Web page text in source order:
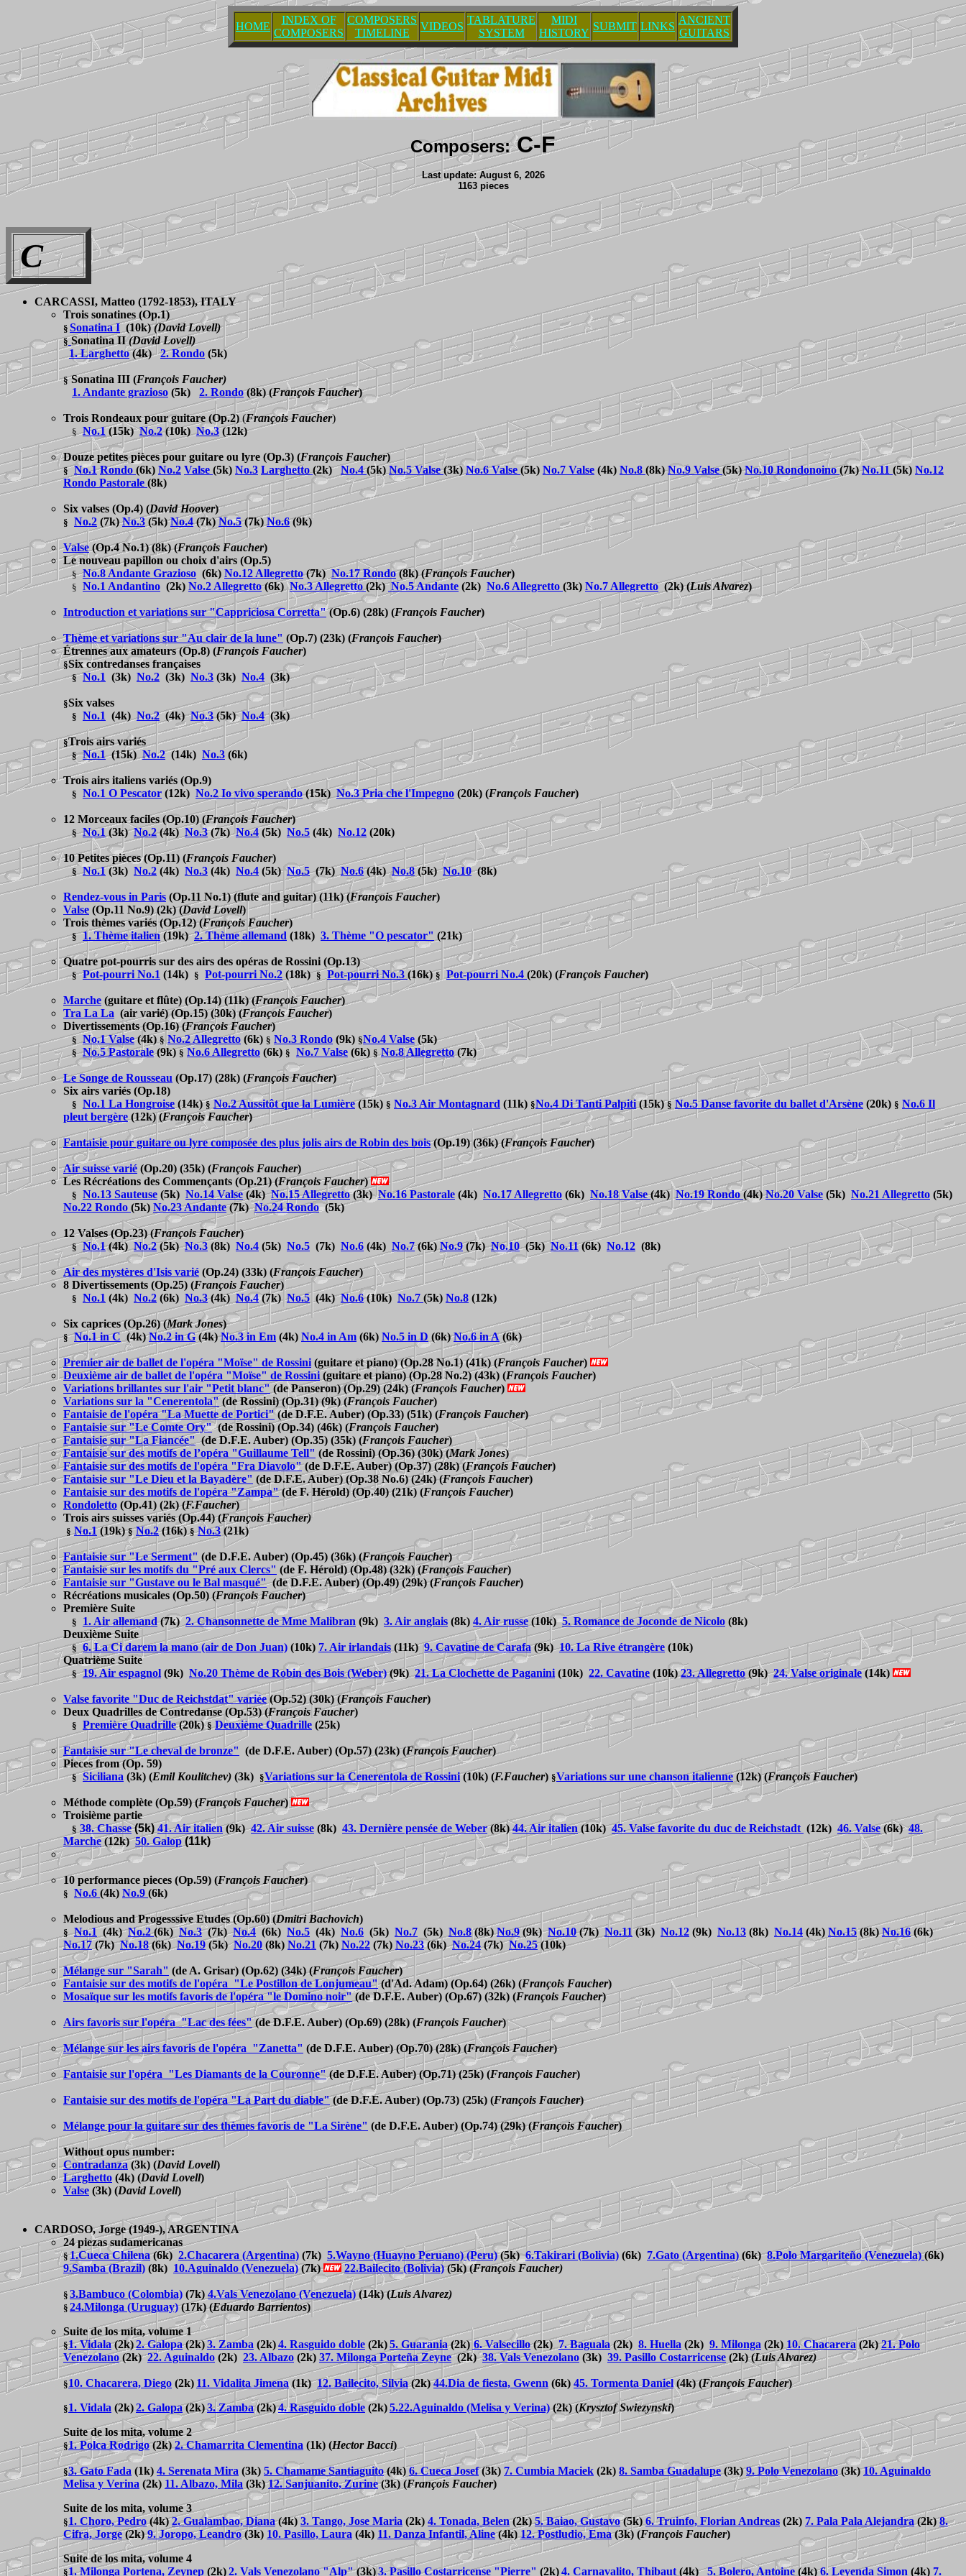
HOME
INDEX OF
COMPOSERS
COMPOSERS
TIMELINE
VIDEOS
TABLATURE
SYSTEM
MIDI
HISTORY
SUBMIT LINKS
ANCIENT
GUITARS
Composers:C-F
Last update: August 6, 2026
1163 pieces
C
CARCASSI, Matteo (1792-1853), ITALY
Trois sonatines (Op.1)
§ Sonatina I(10k)(David Lovell)
§ Sonatina II (David Lovell)
1. Larghetto(4k)2. Rondo (5k)
§Sonatina III (François Faucher)
1. Andante grazioso (5k) 2. Rondo(8k)(François Faucher)
Trois Rondeaux pour guitare(Op.2) (François Faucher)
§ No.1(15k)No.2 (10k)No.3 (12k)
Douze petites pièces pour guitare ou lyre (Op.3) (François Faucher)
§ No.1 Rondo (6k) No.2 Valse (5k) No.3 Larghetto (2k) No.4 (5k) No.5 Valse (3k)No.6 Valse (5k) No.7 Valse (4k) No.8 (8k)No.9 Valse (5k)No.10 Rondonoino (7k)No.11 (5k) No.12
Rondo Pastorale (8k)
Six valses (Op.4) (David Hoover)
§ No.2 (7k)No.3(5k)No.4(7k)No.5(7k)No.6(9k)
Valse(Op.4 No.1) (8k)(François Faucher)
Le nouveau papillon ou choix d'airs (Op.5)
§ No.8 Andante Grazioso (6k) No.12 Allegretto(7k) No.17 Rondo(8k)(François Faucher)
§ No.1 Andantino (2k) No.2 Allegretto(6k) No.3 Allegretto (2k) No.5 Andante (2k) No.6 Allegretto (3k) No.7 Allegretto(2k)(Luis Alvarez)
Introduction et variations sur "Cappriciosa Corretta"(Op.6) (28k) (François Faucher)
Thème et variations sur "Au clair de la lune" (Op.7) (23k) (François Faucher)
Étrennes aux amateurs(Op.8) (François Faucher)
§Six contredanses françaises
§ No.1 (3k) No.2 (3k) No.3 (3k) No.4 (3k)
§Six valses
§ No.1 (4k)No.2 (4k)No.3(5k)No.4 (3k)
§Trois airsvariés
§ No.1 (15k)No.2 (14k) No.3 (6k)
Trois airs italiens variés (Op.9)
§ No.1 O Pescator (12k) No.2 Io vivo sperando(15k)No.3 Pria che l'Impegno (20k) (François Faucher)
12 Morceaux faciles(Op.10)(François Faucher)
§ No.1 (3k)No.2 (4k)No.3 (7k)No.4 (5k) No.5 (4k) No.12 (20k)
10 Petites pièces(Op.11) (François Faucher)
§ No.1 (3k) No.2 (4k) No.3 (4k) No.4 (5k)No.5 (7k)No.6(4k)No.8 (5k)No.10 (8k)
Rendez-vous in Paris (Op.11 No.1) (flute and guitar) (11k)(François Faucher)
Valse (Op.11 No.9) (2k)(David Lovell)
Trois thèmes variés(Op.12)(François Faucher)
§ 1. Thème italien (19k)2. Thème allemand (18k) 3. Thème "O pescator" (21k)
Quatre pot-pourris sur des airs des opéras de Rossini (Op.13)
§ Pot-pourri No.1 (14k) § Pot-pourri No.2 (18k)§ Pot-pourri No.3 (16k)§ Pot-pourri No.4 (20k) (François Faucher)
Marche (guitare et flûte) (Op.14) (11k)(François Faucher)
Tra La La (air varié) (Op.15) (30k)(François Faucher)
Divertissements(Op.16)(François Faucher)
§ No.1 Valse(4k) § No.2 Allegretto (6k) § No.3 Rondo (9k) §No.4 Valse (5k)
§ No.5 Pastorale(9k)§ No.6 Allegretto (6k) § No.7 Valse (6k) § No.8 Allegretto(7k)
Le Songe de Rousseau (Op.17) (28k) (François Faucher)
Six airs variés (Op.18)
§ No.1 La Hongroise (14k)§ No.2 Aussitôt que la Lumière(15k) § No.3 Air Montagnard (11k) §No.4 Di Tanti Palpiti(15k)§ No.5 Danse favorite du ballet d'Arsène (20k) § No.6 Il
pleut bergère(12k)(François Faucher)
Fantaisie pour guitare ou lyre composée des plus jolis airs de Robin des bois(Op.19) (36k)(François Faucher)
Air suisse varié (Op.20) (35k) (François Faucher)
Les Récréations des Commençants (Op.21)(François Faucher)
§ No.13 Sauteuse (5k) No.14 Valse (4k)No.15 Allegretto (3k)No.16 Pastorale (4k) No.17 Allegretto (6k) No.18 Valse (4k) No.19 Rondo (4k)No.20 Valse (5k) No.21 Allegretto (5k)
No.22 Rondo (5k) No.23 Andante (7k)No.24 Rondo (5k)
12 Valses(Op.23)(François Faucher)
§ No.1 (4k)No.2 (5k)No.3 (8k) No.4 (5k) No.5 (7k) No.6 (4k) No.7(6k)No.9 (7k)No.10 (5k)No.11 (6k) No.12 (8k)
Air des mystères d'Isis varié (Op.24) (33k) (François Faucher)
8 Divertissements (Op.25) (François Faucher)
§ No.1 (4k) No.2 (6k) No.3 (4k)No.4 (7k)No.5 (4k)No.6(10k) No.7 (5k) No.8 (12k)
Six caprices (Op.26)(Mark Jones)
§ No.1 in C(4k) No.2 in G(4k)No.3 in Em (4k) No.4 in Am (6k) No.5 in D (6k)No.6 in A(6k)
Premier air de ballet de l'opéra "Moïse" de Rossini (guitare et piano) (Op.28 No.1) (41k)(François Faucher)
Deuxième air de ballet de l'opéra "Moïse" de Rossini (guitare et piano) (Op.28 No.2) (43k) (François Faucher)
Variations brillantes sur l'air "Petit blanc" (de Panseron)(Op.29) (24k)(François Faucher)
Variations sur la "Cenerentola" (de Rossini)(Op.31) (9k)(François Faucher)
Fantaisie de l'opéra "La Muette de Portici" (de D.F.E. Auber) (Op.33) (51k) (François Faucher)
Fantaisie sur "Le Comte Ory" (de Rossini) (Op.34) (46k) (François Faucher)
Fantaisie sur "La Fiancée" (de D.F.E. Auber) (Op.35) (35k) (François Faucher)
Fantaisie sur des motifs de l’opéra "Guillaume Tell" (de Rossini) (Op.36) (30k) (Mark Jones)
Fantaisie sur des motifs de l'opéra "Fra Diavolo" (de D.F.E. Auber)(Op.37) (28k)(François Faucher)
Fantaisie sur "Le Dieu et la Bayadère" (de D.F.E. Auber) (Op.38 No.6) (24k) (François Faucher)
Fantaisie sur des motifs de l'opéra "Zampa" (de F. Hérold)(Op.40)(21k) (François Faucher)
Rondoletto (Op.41) (2k)(F.Faucher)
Trois airs suisses variés (Op.44)(François Faucher)
§ No.1 (19k) § No.2 (16k) § No.3 (21k)
Fantaisie sur "Le Serment" (de D.F.E. Auber) (Op.45) (36k) (François Faucher)
Fantaisie sur les motifs du "Pré aux Clercs" (de F. Hérold) (Op.48) (32k) (François Faucher)
Fantaisie sur "Gustave ou le Bal masqué" (de D.F.E. Auber) (Op.49) (29k) (François Faucher)
Récréations musicales (Op.50)(François Faucher)
Première Suite
§ 1. Air allemand (7k) 2. Chansonnette de Mme Malibran (9k) 3. Air anglais (8k) 4. Air russe (10k)5. Romance de Joconde de Nicolo (8k)
Deuxième Suite
§ 6. La Ci darem la mano (air de Don Juan) (10k) 7. Air irlandais (11k) 9. Cavatine de Carafa (9k) 10. La Rive étrangère (10k)
Quatrième Suite
§ 19. Air espagnol (9k) No.20 Thème de Robin des Bois (Weber) (9k) 21. La Clochette de Paganini (10k) 22. Cavatine (10k) 23. Allegretto (9k) 24. Valse originale (14k)
Valse favorite "Duc de Reichstdat" variée(Op.52) (30k) (François Faucher)
Deux Quadrilles de Contredanse(Op.53) (François Faucher)
§ Première Quadrille (20k) § Deuxième Quadrille (25k)
Fantaisie sur "Le cheval de bronze" (de D.F.E. Auber) (Op.57) (23k) (François Faucher)
Pieces from(Op. 59)
§ Siciliana (3k) (Emil Koulitchev) (3k) §Variations sur la Cenerentola de Rossini (10k) (F.Faucher) §Variations sur une chanson italienne (12k)(François Faucher)
Méthode complète (Op.59)(François Faucher)
Troisième partie
§ 38. Chasse (5k) 41. Air italien (9k) 42. Air suisse (8k) 43. Dernière pensée de Weber (8k) 44. Air italien (10k)45. Valse favorite du duc de Reichstadt (12k) 46. Valse (6k) 48.
Marche (12k) 50. Galop (11k)
10 performance pieces (Op.59) (François Faucher)
§ No.6 (4k) No.9 (6k)
Melodious and Progesssive Etudes(Op.60) (Dmitri Bachovich)
§ No.1(4k)No.2 (6k) No.3(7k)No.4(6k) No.5 (4k) No.6 (5k) No.7 (5k) No.8(8k)No.9(9k)No.10(7k)No.11(3k) No.12 (9k) No.13 (8k) No.14 (4k) No.15 (8k)No.16(6k)
No.17(7k)No.18(6k)No.19(5k)No.20 (8k) No.21 (7k) No.22 (7k) No.23(6k)No.24(7k)No.25(10k)
Mélange sur "Sarah" (de A. Grisar) (Op.62) (34k)(François Faucher)
Fantaisie sur des motifs de l'opéra "Le Postillon de Lonjumeau"(d'Ad. Adam) (Op.64) (26k) (François Faucher)
Mosaïque sur les motifs favoris de l'opéra "le Domino noir"(de D.F.E. Auber) (Op.67) (32k) (François Faucher)
Airs favoris sur l'opéra "Lac des fées"(de D.F.E. Auber) (Op.69) (28k) (François Faucher)
Mélange sur les airs favoris de l'opéra "Zanetta" (de D.F.E. Auber) (Op.70) (28k)(François Faucher)
Fantaisie sur l'opéra "Les Diamants de la Couronne"(de D.F.E. Auber) (Op.71) (25k) (François Faucher)
Fantaisie sur des motifs de l'opéra "La Part du diable"(de D.F.E. Auber) (Op.73) (25k) (François Faucher)
Mélange pour la guitare sur des thèmes favoris de "La Sirène" (de D.F.E. Auber) (Op.74) (29k)(François Faucher)
Without opus number:
Contradanza(3k) (David Lovell)
Larghetto (4k) (David Lovell)
Valse (3k) (David Lovell)
CARDOSO, Jorge (1949-), ARGENTINA
24 piezas sudamericanas
§1.Cueca Chilena(6k) 2.Chacarera (Argentina) (7k) 5.Wayno (Huayno Peruano) (Peru)(5k)6.Takirari (Bolivia) (6k) 7.Gato (Argentina) (6k)8.Polo Margariteño (Venezuela) (6k)
9.Samba (Brazil) (8k) 10.Aguinaldo (Venezuela)(7k) 22.Bailecito (Bolivia)(5k)(François Faucher)
§ 3.Bambuco (Colombia) (7k) 4.Vals Venezolano (Venezuela)(14k)(Luis Alvarez)
§ 24.Milonga (Uruguay)(17k)(Eduardo Barrientos)
Suite de los mita, volume 1
§1. Vidala(2k)2. Galopa(2k)3. Zamba (2k)4. Rasguido doble (2k)5. Guarania(2k) 6. Valsecillo(2k)7. Baguala(2k) 8. Huella (2k) 9. Milonga (2k) 10. Chacarera(2k)21. Polo
Venezolano(2k)22. Aguinaldo (2k) 23. Albazo (2k) 37. Milonga Porteña Zeyne (2k)38. Vals Venezolano (3k) 39. Pasillo Costarricense (2k)(Luis Alvarez)
§10. Chacarera, Diego (2k) 11. Vidalita Jimena(1k)12. Bailecito, Silvia(2k)44.Dia de fiesta, Gwenn (6k) 45. Tormenta Daniel(4k)(François Faucher)
§1. Vidala (2k)2. Galopa(2k)3. Zamba(2k)4. Rasguido doble (2k)5.22.Aguinaldo (Melisa y Verina)(2k)(Krysztof Swiezynski)
Suite de los mita, volume 2
§1. Polca Rodrigo(2k)2. Chamarrita Clementina (1k) (Hector Bacci)
§3. Gato Fada (1k) 4. Serenata Mira (3k) 5. Chamame Santiaguito(4k)6. Cueca Josef(3k) 7. Cumbia Maciek (2k) 8. Samba Guadalupe(3k)9. Polo Venezolano(3k)10. Aguinaldo
Melisa y Verina (2k) 11. Albazo, Mila (3k)12. Sanjuanito, Zurine(3k)(François Faucher)
Suite de los mita, volume 3
§1. Choro, Pedro(4k)2. Gualambao, Diana(4k)3. Tango, Jose Maria (2k) 4. Tonada, Belen(2k)5. Baiao, Gustavo(5k) 6. Truinfo, Florian Andreas (2k) 7. Pala Pala Alejandra(2k)8.
Cifra, Jorge(2k)9. Joropo, Leandro(3k) 10. Pasillo, Laura (4k) 11. Danza Infantil, Aline(4k)12. Postludio, Ema(3k) (François Faucher)
Suite de los mita, volume 4
§1. Milonga Portena, Zeynep (2k)2. Vals Venezolano "Alp" (3k)3. Pasillo Costarricense "Pierre" (2k)4. Carnavalito, Thibaut (4k)5. Bolero, Antoine(4k)6. Leyenda Simon (4k) 7.